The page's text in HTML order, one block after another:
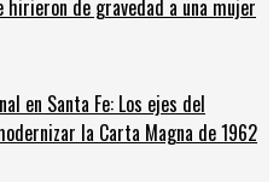
hirieron de gravedad a una mujer
en Santa Fe: Los ejes del
la Carta Magna de 1962